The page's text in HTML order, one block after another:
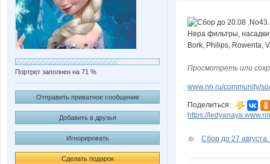
Портрет заполнен на 71 %
Отправить приватное сообщение
Добавить в друзья
Игнорировать
Сделать подарок
Просмотреть или
www.nn.ru/community/
Поделиться:
https://
Сбор до 27